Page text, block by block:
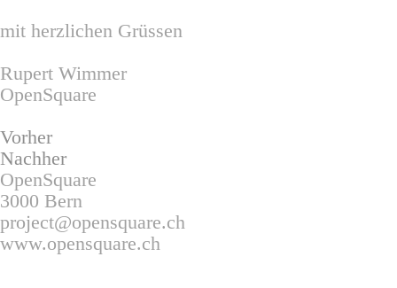
mit herzlichen Grüssen
Rupert Wimmer
OpenSquare
Vorher
Nachher
OpenSquare
3000 Bern
project@opensquare.ch
www.opensquare.ch